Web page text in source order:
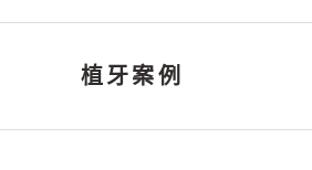
植牙案例